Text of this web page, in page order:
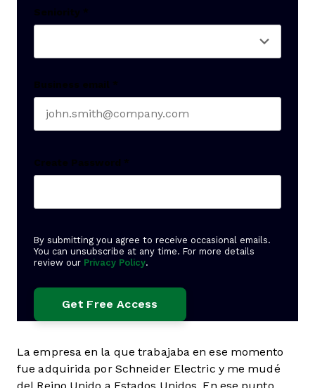
Seniority *
Business email *
Create Password *
By submitting you agree to receive occasional emails.
You can unsubscribe at any time. For more details
review our Privacy Policy.
La empresa en la que trabajaba en ese momento
fue adquirida por Schneider Electric y me mudé
del Reino Unido a Estados Unidos. En ese punto